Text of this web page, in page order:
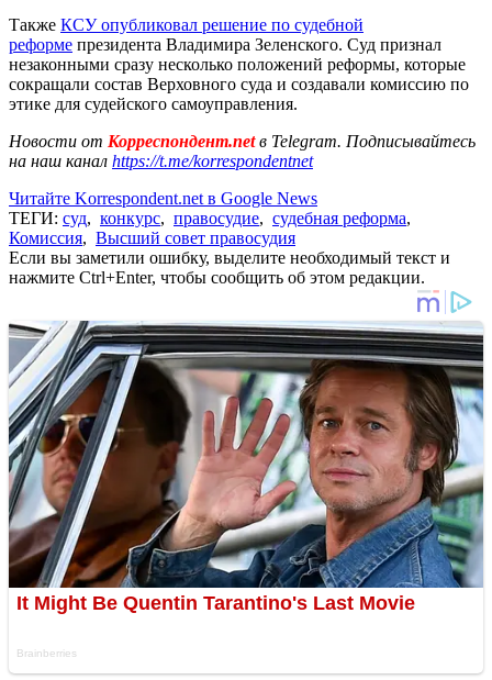
Также КСУ опубликовал решение по судебной
реформе президента Владимира Зеленского. Суд признал
незаконными сразу несколько положений реформы, которые
сокращали состав Верховного суда и создавали комиссию по
этике для судейского самоуправления.
Новости от Корреспондент.netв Telegram. Подписывайтесь
на наш канал https://t.me/korrespondentnet
Читайте Korrespondent.net в Google News
ТЕГИ: суд, конкурс, правосудие, судебная реформа,
Комиссия, Высший совет правосудия
Если вы заметили ошибку, выделите необходимый текст и
нажмите Ctrl+Enter, чтобы сообщить об этом редакции.